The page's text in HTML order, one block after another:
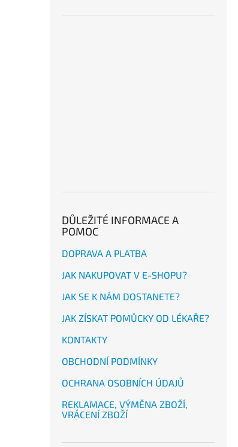
DŮLEŽITÉ INFORMACE A
POMOC
DOPRAVA A PLATBA
JAK NAKUPOVAT V E-SHOPU?
JAK SE K NÁM DOSTANETE?
JAK ZÍSKAT POMŮCKY OD LÉKAŘE?
KONTAKTY
OBCHODNÍ PODMÍNKY
OCHRANA OSOBNÍCH ÚDAJŮ
REKLAMACE, VÝMĚNA ZBOŽÍ,
VRÁCENÍ ZBOŽÍ